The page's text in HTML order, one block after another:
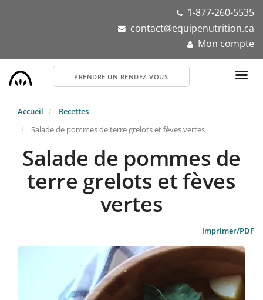
1-877-260-5535
contact@equipenutrition.ca
Mon compte
PRENDRE UN RENDEZ-VOUS
Accueil
Recettes
Salade de pommes de terre grelots et fèves vertes
Salade de pommes de
terre grelots et fèves
vertes
Imprimer/PDF